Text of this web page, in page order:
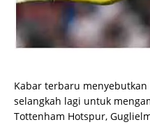
Kabar terbaru
selangkah lagi untuk
Tottenham Hotspur,